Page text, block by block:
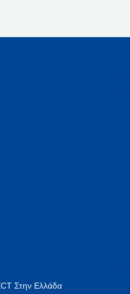
Στην Ελλάδα